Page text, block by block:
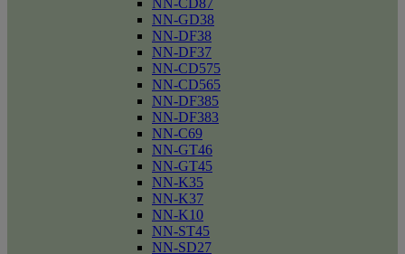
NN-CD87
NN-GD38
NN-DF38
NN-DF37
NN-CD575
NN-CD565
NN-DF385
NN-DF383
NN-C69
NN-GT46
NN-GT45
NN-K35
NN-K37
NN-K10
NN-ST45
NN-SD27